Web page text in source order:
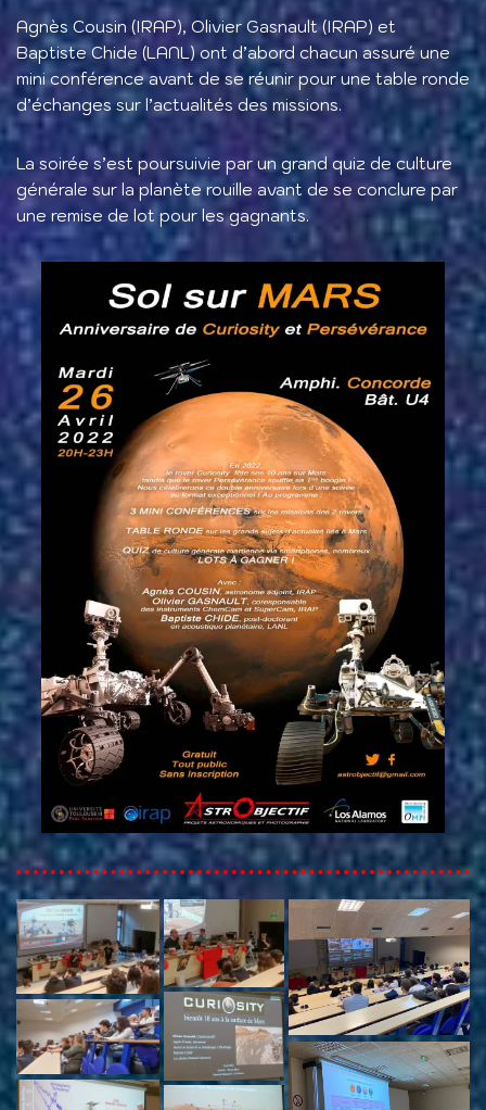
Agnès Cousin (IRAP), Olivier Gasnault (IRAP) et
Baptiste Chide (LANL) ont d’abord chacun assuré une
mini conférence avant de se réunir pour une table ronde
d’échanges sur l’actualités des missions.
La soirée s’est poursuivie par un grand quiz de culture
générale sur la planète rouille avant de se conclure par
une remise de lot pour les gagnants.